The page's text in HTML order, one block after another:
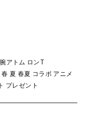
アトム ロンT
夏 春夏 コラボ アニメ
プレゼント